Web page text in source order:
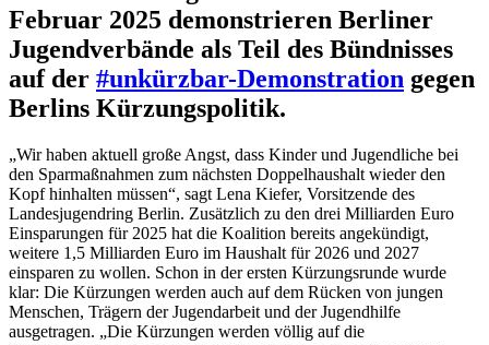
Februar 2025 demonstrieren Berliner
Jugendverbände als Teil des Bündnisses
auf der #unkürzbar-Demonstration gegen
Berlins Kürzungspolitik.
„Wir haben aktuell große Angst, dass Kinder und Jugendliche bei
den Sparmaßnahmen zum nächsten Doppelhaushalt wieder den
Kopf hinhalten müssen“, sagt Lena Kiefer, Vorsitzende des
Landesjugendring Berlin. Zusätzlich zu den drei Milliarden Euro
Einsparungen für 2025 hat die Koalition bereits angekündigt,
weitere 1,5 Milliarden Euro im Haushalt für 2026 und 2027
einsparen zu wollen. Schon in der ersten Kürzungsrunde wurde
klar: Die Kürzungen werden auch auf dem Rücken von jungen
Menschen, Trägern der Jugendarbeit und der Jugendhilfe
ausgetragen. „Die Kürzungen werden völlig auf die